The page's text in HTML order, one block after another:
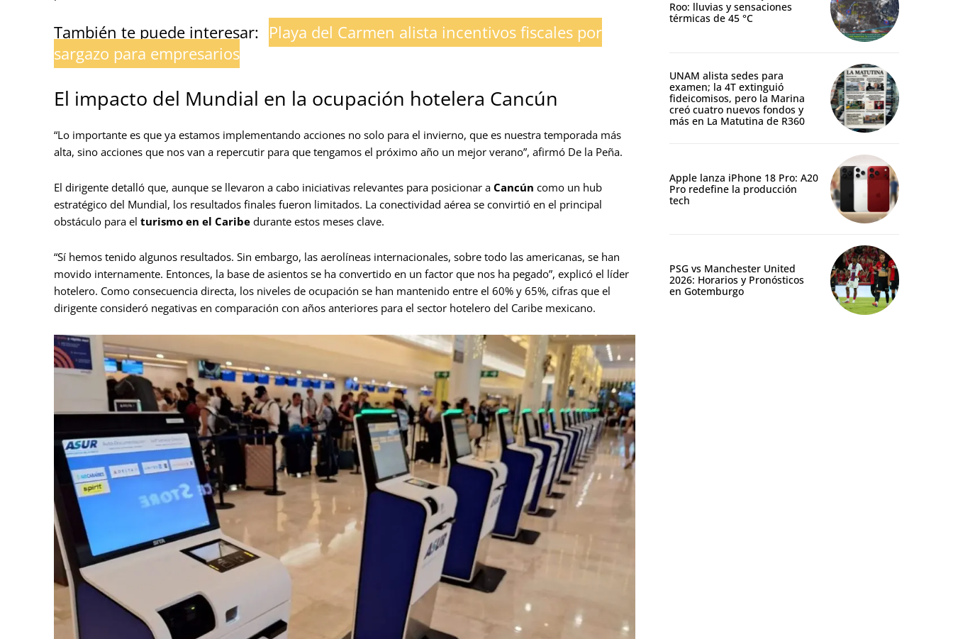
También te puede interesar: Playa del Carmen alista incentivos fiscales por
sargazo para empresarios
El impacto del Mundial en la ocupación hotelera Cancún
“Lo importante es que ya estamos implementando acciones no solo para el invierno, que es nuestra temporada más
alta, sino acciones que nos van a repercutir para que tengamos el próximo año un mejor verano”, afirmó De la Peña.
El dirigente detalló que, aunque se llevaron a cabo iniciativas relevantes para posicionar a Cancún como un hub
estratégico del Mundial, los resultados finales fueron limitados. La conectividad aérea se convirtió en el principal
obstáculo para el turismo en el Caribe durante estos meses clave.
“Sí hemos tenido algunos resultados. Sin embargo, las aerolíneas internacionales, sobre todo las americanas, se han
movido internamente. Entonces, la base de asientos se ha convertido en un factor que nos ha pegado”, explicó el líder
hotelero. Como consecuencia directa, los niveles de ocupación se han mantenido entre el 60% y 65%, cifras que el
dirigente consideró negativas en comparación con años anteriores para el sector hotelero del Caribe mexicano.
Roo: lluvias y sensaciones
térmicas de 45 °C
UNAM alista sedes para
examen; la 4T extinguió
fideicomisos, pero la Marina
creó cuatro nuevos fondos y
más en La Matutina de R360
Apple lanza iPhone 18 Pro: A20
Pro redefine la producción
tech
PSG vs Manchester United
2026: Horarios y Pronósticos
en Gotemburgo